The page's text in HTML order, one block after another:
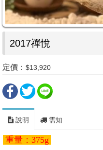
2017禪悅
定價： $13,920
說明 需知
重量：375g